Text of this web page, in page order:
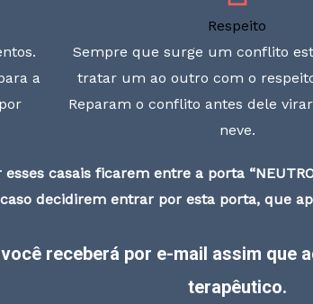
a
Respeito
Sempre que surge um conflito
tratar um ao outro com o
Reparam o conflito antes dele
neve.
casais ficarem entre a porta
decidirem entrar por esta porta, que
receberá por e-mail assim
terapêutico.